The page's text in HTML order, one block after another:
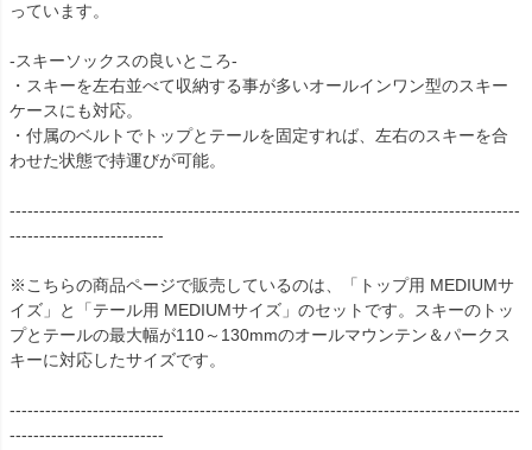
っています。
-スキーソックスの良いところ-
・スキーを左右並べて収納する事が多いオールインワン型のスキー
ケースにも対応。
・付属のベルトでトップとテールを固定すれば、左右のスキーを合
わせた状態で持運びが可能。
--------------------------------------------------------------------------------------
--------------------------
※こちらの商品ページで販売しているのは、「トップ用 MEDIUMサ
イズ」と「テール用 MEDIUMサイズ」のセットです。スキーのトッ
プとテールの最大幅が110～130mmのオールマウンテン＆パークス
キーに対応したサイズです。
--------------------------------------------------------------------------------------
--------------------------